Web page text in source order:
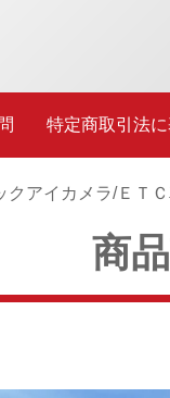
特定商取引法
クアイカメラ/ＥＴＣ
商